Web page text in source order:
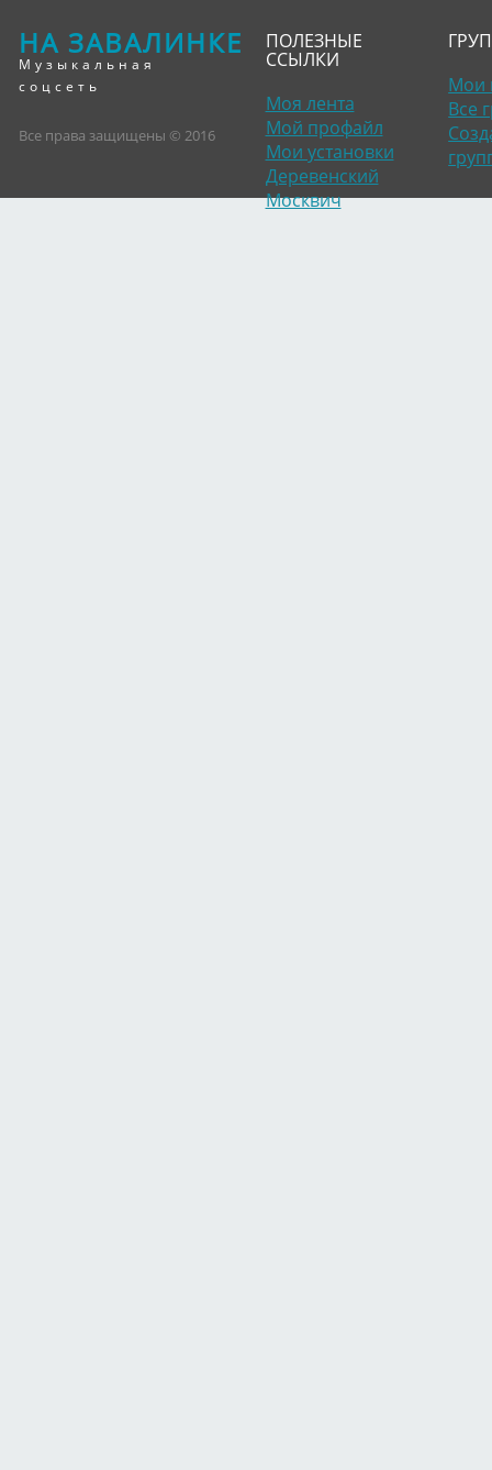
НА ЗАВАЛИНКЕ
Музыкальная
соцсеть
Все права защищены © 2016
ПОЛЕЗНЫЕ
ССЫЛКИ
Моя лента
Мой профайл
Мои установки
Деревенский
Москвич
Мои
Все